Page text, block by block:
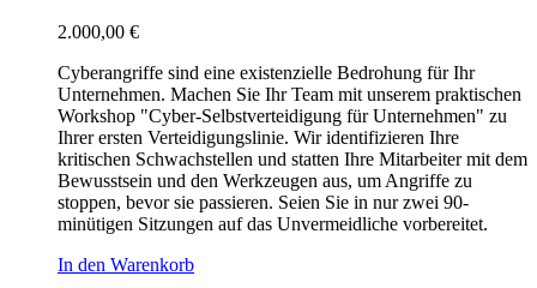
2.000,00 €
Cyberangriffe sind eine existenzielle Bedrohung für Ihr
Unternehmen. Machen Sie Ihr Team mit unserem praktischen
Workshop "Cyber-Selbstverteidigung für Unternehmen" zu
Ihrer ersten Verteidigungslinie. Wir identifizieren Ihre
kritischen Schwachstellen und statten Ihre Mitarbeiter mit dem
Bewusstsein und den Werkzeugen aus, um Angriffe zu
stoppen, bevor sie passieren. Seien Sie in nur zwei 90-
minütigen Sitzungen auf das Unvermeidliche vorbereitet.
In den Warenkorb